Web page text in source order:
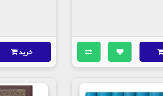
خرید